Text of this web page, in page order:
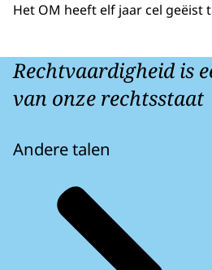
Het OM heeft elf jaar cel geëist
Rechtvaardigheid is
van onze rechtsstaat
Andere talen